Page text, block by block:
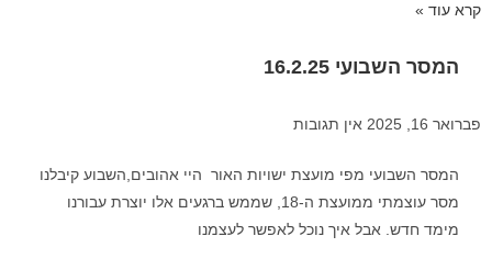
קרא עוד »
המסר השבועי 16.2.25
פברואר 16, 2025 אין תגובות
המסר השבועי מפי מועצת ישויות האור היי אהובים,השבוע קיבלנו
מסר עוצמתי ממועצת ה-18, שממש ברגעים אלו יוצרת עבורנו
מימד חדש. אבל איך נוכל לאפשר לעצמנו